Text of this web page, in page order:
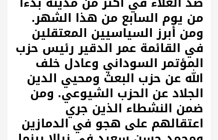
من يوم السابع من هذا الشهر.
ومن أبرز السياسيين المعتقلين
في القائمة عمر الدقير رئيس حزب
المؤتمر السوداني وعادل خلف
الله عن حزب البعث ومحيي الدين
الجلاد عن الحزب الشيوعي. ومن
ضمن النشطاء الذين جري
اعتقالهم على هجو في الدمازين